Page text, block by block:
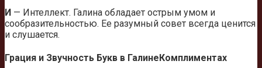
И — Интеллект. Галина обладает острым умом и
сообразительностью. Ее разумный совет всегда ценится
и слушается.
Грация и Звучность Букв в ГалинеКомплиментах